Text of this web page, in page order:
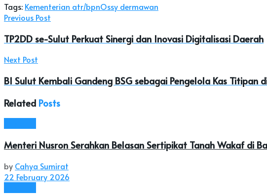
Tags: Kementerian atr/bpnOssy dermawan
Previous Post
TP2DD se-Sulut Perkuat Sinergi dan Inovasi Digitalisasi Daerah
Next Post
BI Sulut Kembali Gandeng BSG sebagai Pengelola Kas Titipan
Related Posts
Menteri Nusron Serahkan Belasan Sertipikat Tanah Wakaf di
by Cahya Sumirat
22 February 2026